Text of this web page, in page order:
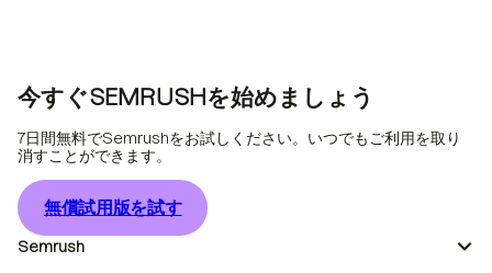
今すぐSEMRUSHを始めましょう
7日間無料でSemrushをお試しください。いつでもご利用を取り
消すことができます。
無償試用版を試す
Semrush